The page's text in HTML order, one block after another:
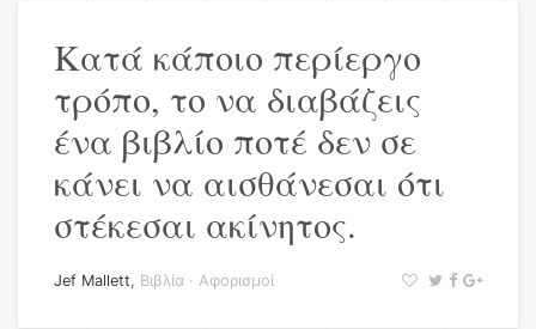
Κατά κάποιο περίεργο
τρόπο, το να διαβάζεις
ένα βιβλίο ποτέ δεν σε
κάνει να αισθάνεσαι ότι
στέκεσαι ακίνητος.
Jef Mallett, Βιβλία · Αφορισμοί